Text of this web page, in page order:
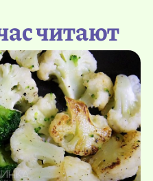
читают